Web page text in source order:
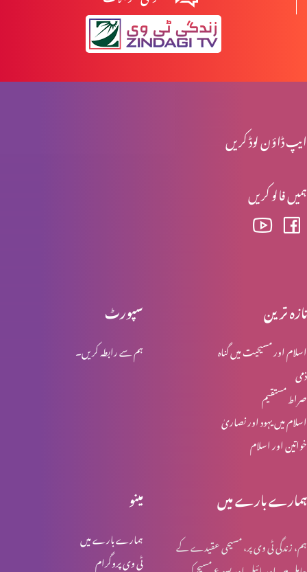
تائب دل نہ ہونے والوں کی عدالت
ایپ ڈاؤن لوڈ کریں
ہمیں فالو کریں
سپورٹ
ہم سے رابطہ کریں۔
تازہ ترین
اسلام اور مسیحیت میں گناہ
ذمی
صراط مستقیم
اسلام میں یہود اور نصاریٰ
خواتین اور اسلام
مینو
ہمارے بارے میں
ٹی وی پروگرام
ہمارے بارے میں
ہم، زندگی ٹی وی پر، مسیحی عقیدے کے